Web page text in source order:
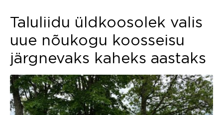
Taluliidu üldkoosolek valis
uue nõukogu koosseisu
järgnevaks kaheks aastaks